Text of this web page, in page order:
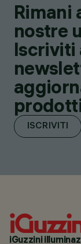
Rimani
nostre
Iscriviti
ISCRIVITI
iGuzzini